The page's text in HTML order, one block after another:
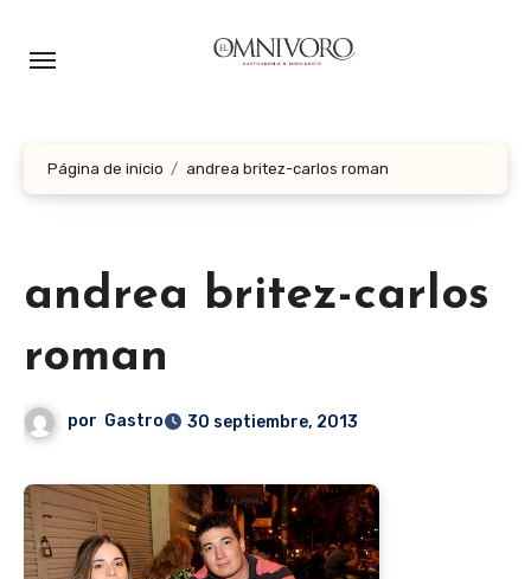
Página de inicio andrea britez-carlos roman
andrea britez-carlos
roman
por Gastro 30 septiembre, 2013